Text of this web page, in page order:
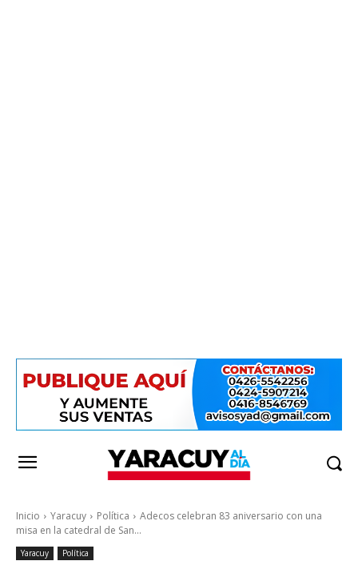
Inicio Yaracuy Política
Adecos celebran 83 aniversario con una
misa en la catedral de San...
Yaracuy Política